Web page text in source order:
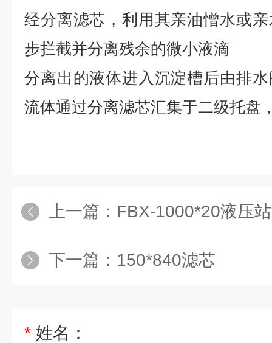
经分离滤芯，利用其亲油憎水或
步拦截并分离残余的微小液滴
分离出的液体进入沉淀槽后由排
流体通过分离滤芯汇集于二级托盘
上一篇： FBX-1000*20液压
下一篇： 150*840滤芯
* 姓名：